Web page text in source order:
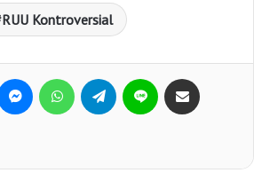
RUU Kontroversial